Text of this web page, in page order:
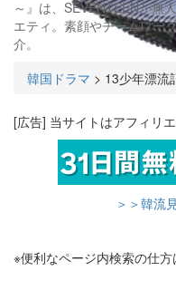
～』は、SEVENTEENが無
エティ。素顔やチームワー
介。
韓国ドラマ > 13少年漂流
[広告] 当サイトはアフィリ
＞＞韓流
※便利なページ内検索の仕方